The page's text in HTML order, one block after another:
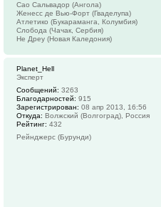
Сао Сальвадор (Ангола)
Женесс де Вью-Форт (Гваделупа)
Атлетико (Букараманга, Колумбия)
Слобода (Чачак, Сербия)
Не Дреу (Новая Каледония)
Planet_Hell
Эксперт
Сообщений: 3263
Благодарностей: 915
Зарегистрирован: 08 апр 2013, 16:56
Откуда: Волжский (Волгоград), Россия
Рейтинг: 432
Рейнджерс (Бурунди)